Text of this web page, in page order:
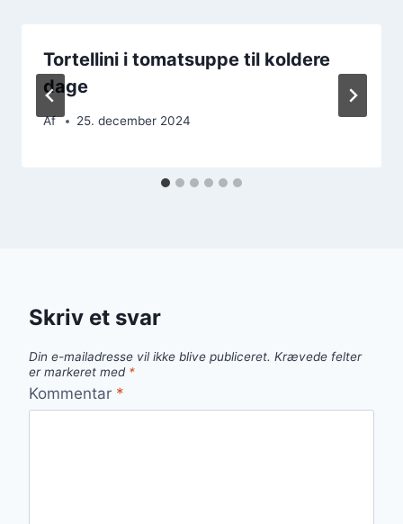
Tortellini i tomatsuppe til koldere
dage
Af 25. december 2024
Skriv et svar
Din e-mailadresse vil ikke blive publiceret. Krævede felter
er markeret med *
Kommentar *